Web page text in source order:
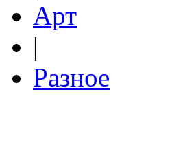
Арт
|
Разное